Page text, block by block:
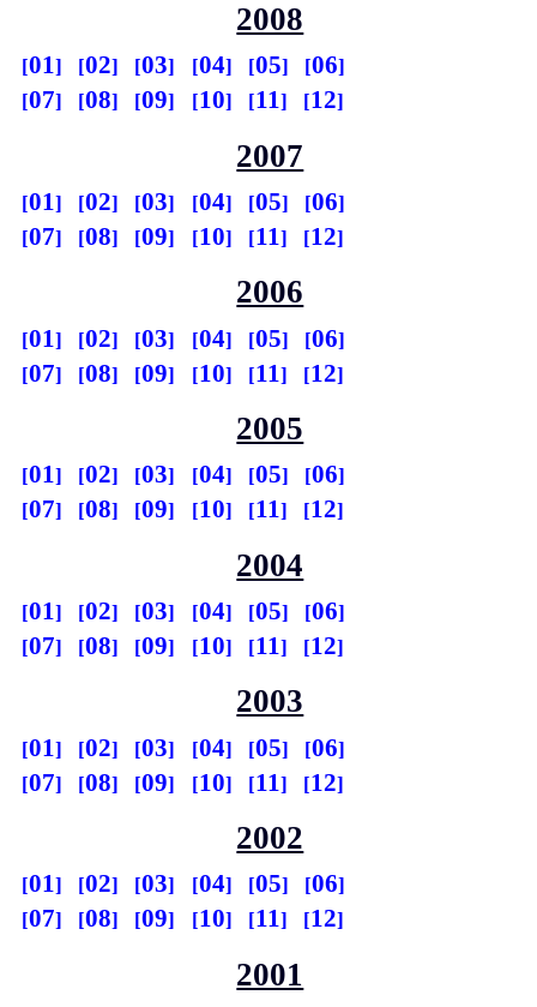
2008
01 02 03 04 05
06
07
08 09 10 11 12
2007
01 02 03 04 05
06
07
08 09 10 11 12
2006
01 02 03 04 05
06
07
08 09 10 11 12
2005
01 02 03 04 05
06
07
08 09 10 11 12
2004
01 02 03 04 05
06
07
08 09 10 11 12
2003
01 02 03 04 05
06
07
08 09 10 11 12
2002
01 02 03 04 05
06
07
08 09 10 11 12
2001